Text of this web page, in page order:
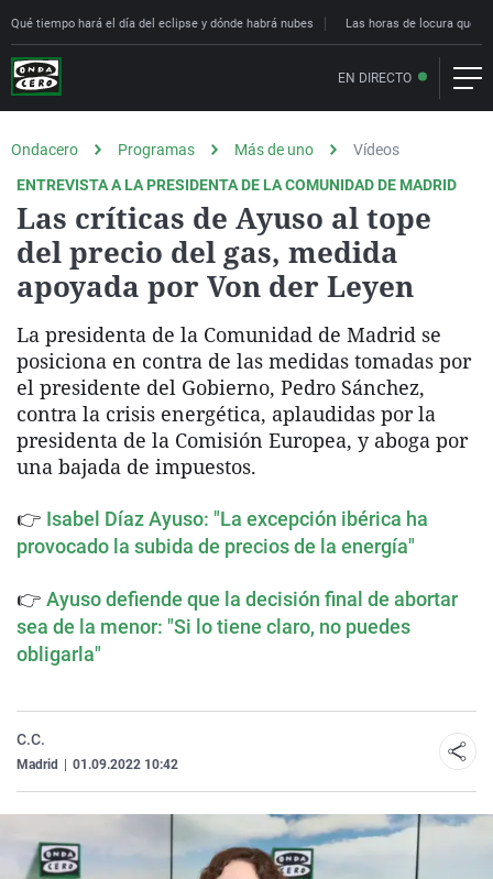
Qué tiempo hará el día del eclipse y dónde habrá nubes Las horas de locura que
EN DIRECTO
Ondacero Programas Más de uno
Vídeos
ENTREVISTA A LA PRESIDENTA DE LA COMUNIDAD DE MADRID
Las críticas de Ayuso al tope
del precio del gas, medida
apoyada por Von der Leyen
La presidenta de la Comunidad de Madrid se
posiciona en contra de las medidas tomadas por
el presidente del Gobierno, Pedro Sánchez,
contra la crisis energética, aplaudidas por la
presidenta de la Comisión Europea, y aboga por
una bajada de impuestos.
👉 Isabel Díaz Ayuso: "La excepción ibérica ha
provocado la subida de precios de la energía"
👉 Ayuso defiende que la decisión final de abortar
sea de la menor: "Si lo tiene claro, no puedes
obligarla"
C.C.
Madrid 01.09.2022 10:42